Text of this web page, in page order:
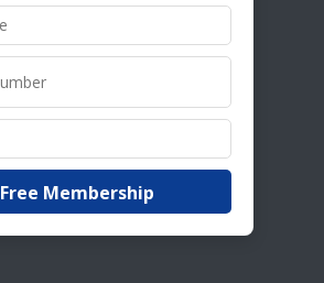
Free Membership